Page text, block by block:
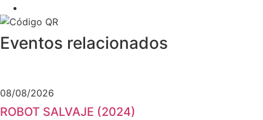
Eventos relacionados
08/08/2026
ROBOT SALVAJE (2024)